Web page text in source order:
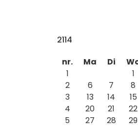
2114
nr.
Ma Di
1
1
2
6 7 8
3
13 14 15
4
20 21 22
5
27 28 29